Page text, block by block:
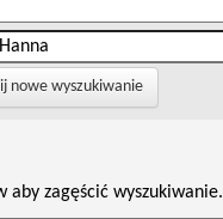
nowe wyszukiwanie
aby zagęścić wyszukiwanie.